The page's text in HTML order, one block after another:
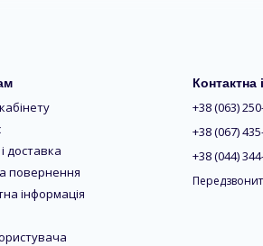
пересуватись природніше, імітуючи
та комфорт під час тривалих
моделі забезпечують стійку
та регулюванням висоти підходять
телескопічна тростина
доставка
повернення
інформація
Контактна
+38 (063)
+38 (067)
+38 (044)